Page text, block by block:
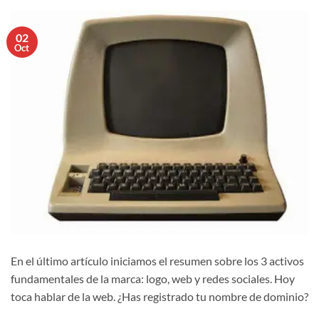
02
Oct
En el último artículo iniciamos el resumen sobre los 3 activos
fundamentales de la marca: logo, web y redes sociales. Hoy
toca hablar de la web. ¿Has registrado tu nombre de dominio?